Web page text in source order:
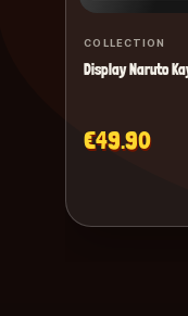
COLLECTION
Display Naruto
€49.90